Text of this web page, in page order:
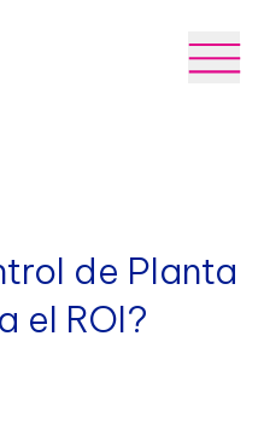
de Planta
el ROI?